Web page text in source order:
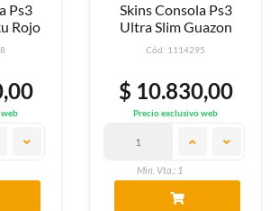
Ps3
Rojo
Skins Consola Ps3
Ultra Slim Guazon
Cód: 1114295
$ 10.830,00
Precio exclusivo web
Min. Vta.: 1